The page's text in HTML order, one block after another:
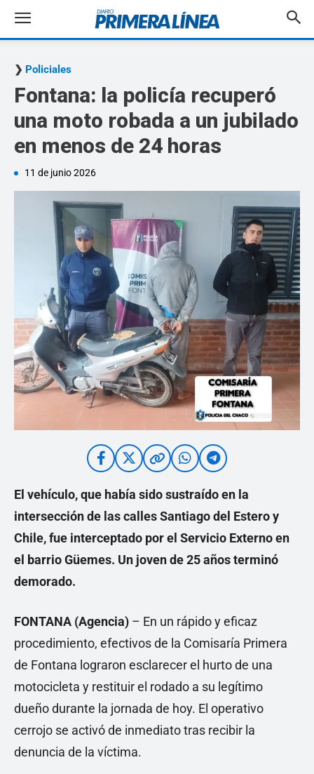
Policiales
Fontana: la policía recuperó
una moto robada a un jubilado
en menos de 24 horas
11 de junio 2026
El vehículo, que había sido sustraído en la
intersección de las calles Santiago del Estero y
Chile, fue interceptado por el Servicio Externo en
el barrio Güemes. Un joven de 25 años terminó
demorado.
FONTANA (Agencia) – En un rápido y eficaz
procedimiento, efectivos de la Comisaría Primera
de Fontana lograron esclarecer el hurto de una
motocicleta y restituir el rodado a su legítimo
dueño durante la jornada de hoy. El operativo
cerrojo se activó de inmediato tras recibir la
denuncia de la víctima.